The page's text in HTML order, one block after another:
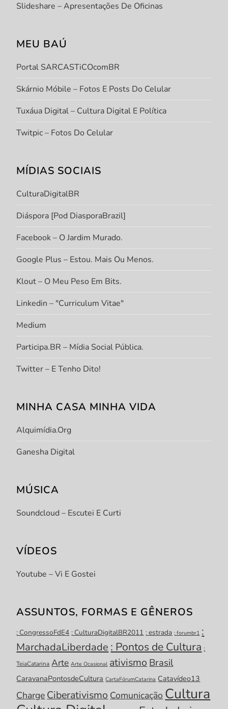
Slideshare – Apresentações De Oficinas
MEU BAÚ
Portal SARCASTiCOcomBR
Skárnio Móbile – Fotos E Posts Do Celular
Tuxáua Digital – Cultura Digital E Política
Twitpic – Fotos Do Celular
MÍDIAS SOCIAIS
CulturaDigitalBR
Diáspora [Pod DiasporaBrazil]
Facebook – O Jardim Murado.
Google Plus – Estou. Mais Ou Menos.
Klout – O Meu Peso Em Bits.
Linkedin – "Curriculum Vitae"
Medium
Participa.BR – Mídia Social Pública.
Twitter – E Tenho Dito!
MINHA CASA MINHA VIDA
Alquimídia.org
Ganesha Digital
MÚSICA
Soundcloud – Escutei E Curti
VÍDEOS
Youtube – Vi E Gostei
ASSUNTOS, FORMAS E GÊNEROS
: CongressoFdE4 : CulturaDigitalBR2011 : estrada : forumbr1 :
MarchadaLiberdade : Pontos de Cultura :
TeiaCatarina Arte Arte Ocasional ativismoBrasil
CaravanaPontosdeCultura CartaFórumCatarina Catavídeo13
ChargeCiberativismoComunicação Cultura